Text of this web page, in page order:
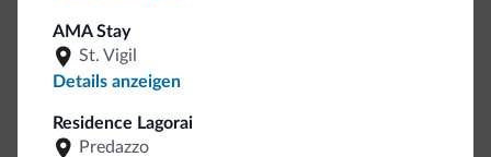
AMA Stay
St. Vigil
Details anzeigen
Residence Lagorai
Predazzo
von Dolomiti.it ist da!